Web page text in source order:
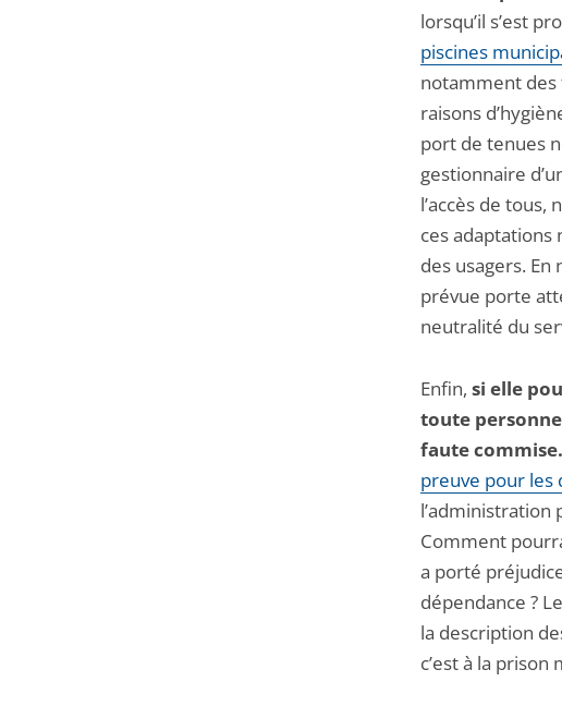
lorsqu’il s’est
piscines
notamment des
raisons
port de tenues
gestionnaire
l’accès de
ces adaptations
des usagers.
prévue porte
neutralité du
Enfin, si elle
toute
faute commise.
preuve pour les
Comment
a porté
dépendance ?
la description
c’est à la